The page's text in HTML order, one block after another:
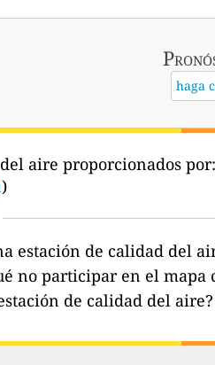
haga
aire proporcionados por:
)
estación de calidad del
no participar en el mapa
de calidad del aire?